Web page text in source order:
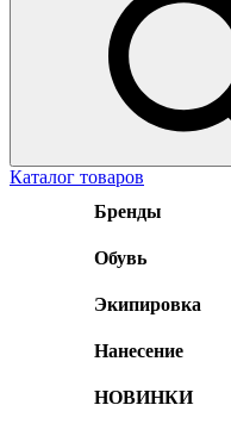
Каталог товаров
Бренды
Обувь
Экипировка
Нанесение
НОВИНКИ